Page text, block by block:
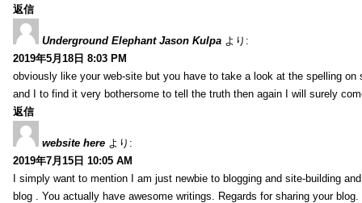
返信
Underground Elephant Jason Kulpa より:
2019年5月18日 8:03 PM
obviously like your web-site but you have to take a look at the spelling
and I to find it very bothersome to tell the truth then again I will surely
返信
website here より:
2019年7月15日 10:05 AM
I simply want to mention I am just newbie to blogging and site-building
blog . You actually have awesome writings. Regards for sharing your blog.